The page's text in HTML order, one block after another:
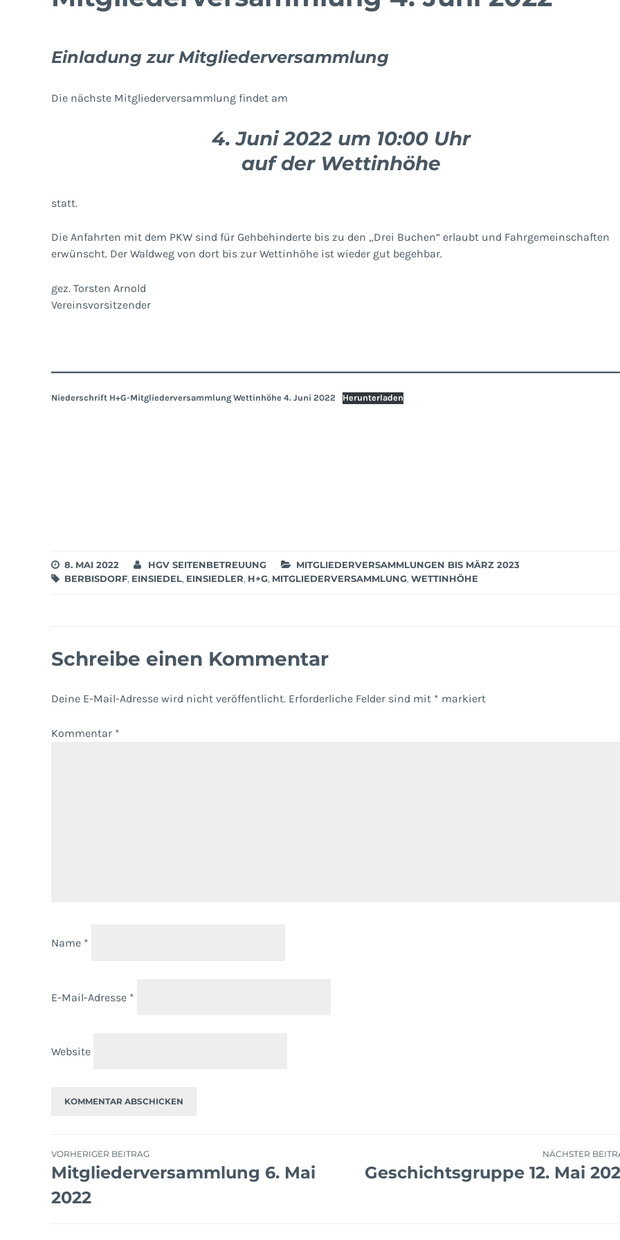
Einladung zur Mitgliederversammlung
Die nächste Mitgliederversammlung findet am
4. Juni 2022 um 10:00 Uhr
auf der Wettinhöhe
statt.
Die Anfahrten mit dem PKW sind für Gehbehinderte bis zu den „Drei Buchen“ erlaubt und Fahrgemeinschaften
erwünscht. Der Waldweg von dort bis zur Wettinhöhe ist wieder gut begehbar.
gez. Torsten Arnold
Vereinsvorsitzender
Niederschrift H+G-Mitgliederversammlung Wettinhöhe 4. Juni 2022 Herunterladen
8. MAI 2022 HGV SEITENBETREUUNG
MITGLIEDERVERSAMMLUNGEN BIS MÄRZ 2023
BERBISDORF, EINSIEDEL, EINSIEDLER, H+G, MITGLIEDERVERSAMMLUNG, WETTINHÖHE
Schreibe einen Kommentar
Deine E-Mail-Adresse wird nicht veröffentlicht. Erforderliche Felder sind mit * markiert
Kommentar *
Name *
E-Mail-Adresse *
Website
Beitragsnavigation
VORHERIGER BEITRAG
Mitgliederversammlung 6. Mai
2022
NÄCHSTER
Geschichtsgruppe 12. Mai